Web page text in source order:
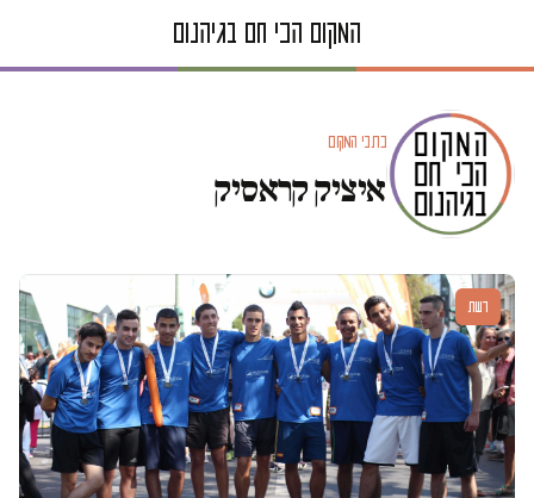
כתבי המקום
איציק קראסיק
דעות